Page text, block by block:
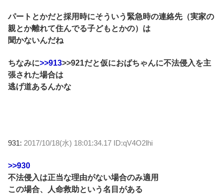
パートとかだと採用時にそういう緊急時の連絡先（実家の
親とか離れて住んでる子どもとかの）は
聞かないんだね
ちなみに>>913>>921だと仮におばちゃんに不法侵入を主
張された場合は
逃げ道あるんかな
931: 2017/10/18(水) 18:01:34.17 ID:qV4O2lhi
>>930
不法侵入は正当な理由がない場合のみ適用
この場合、人命救助という名目がある